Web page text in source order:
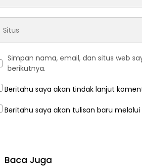
Simpan nama, email, dan situs web
berikutnya.
Beritahu saya akan tindak lanjut
Beritahu saya akan tulisan baru melalui
Baca Juga